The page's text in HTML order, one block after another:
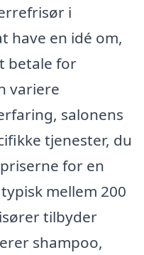
i
have en idé om,
betale for
variere
salonens
tjenester, du
for en
mellem 200
tilbyder
shampoo,